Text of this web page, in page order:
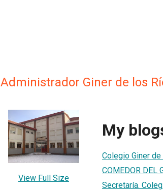
Administrador Giner de los
View Full Size
My
Colegio Giner
COMEDOR DEL
Secretaría.